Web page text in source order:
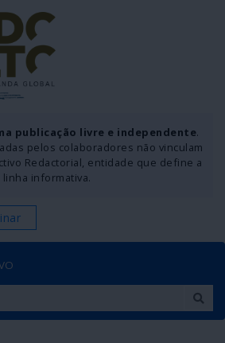
publicação livre e independente.
pelos colaboradores não vinculam
Redactorial, entidade que define a
linha informativa.